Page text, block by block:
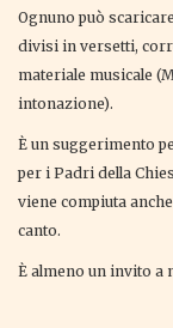
Ognuno può
divisi in versetti,
materiale musicale
intonazione).
È un suggerimento
per i Padri della
viene compiuta
canto.
È almeno un invito a